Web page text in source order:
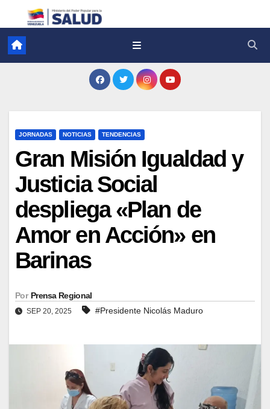
JORNADAS NOTICIAS TENDENCIAS
Gran Misión Igualdad y
Justicia Social
despliega «Plan de
Amor en Acción» en
Barinas
Por Prensa Regional
SEP 20, 2025 #Presidente Nicolás Maduro